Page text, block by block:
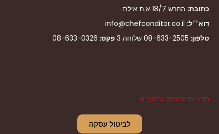
כתובת: החרש 18/7 א.ת אילת
דוא׳׳ל: info@chefconditor.co.il
טלפון: 08-633-2505 שלוחה 3 פקס: 08-633-0326
מדיניות החזרות וביטולים
לביטול עסקה